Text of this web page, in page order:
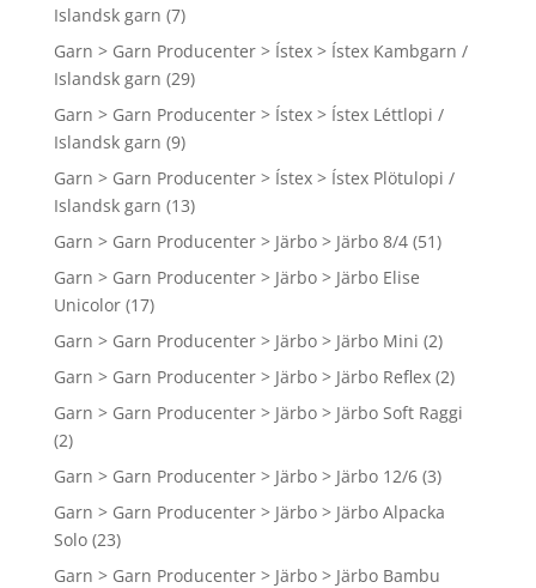
Islandsk garn (7)
Garn > Garn Producenter > Ístex > Ístex Kambgarn /
Islandsk garn (29)
Garn > Garn Producenter > Ístex > Ístex Léttlopi /
Islandsk garn (9)
Garn > Garn Producenter > Ístex > Ístex Plötulopi /
Islandsk garn (13)
Garn > Garn Producenter > Järbo > Järbo 8/4 (51)
Garn > Garn Producenter > Järbo > Järbo Elise
Unicolor (17)
Garn > Garn Producenter > Järbo > Järbo Mini (2)
Garn > Garn Producenter > Järbo > Järbo Reflex (2)
Garn > Garn Producenter > Järbo > Järbo Soft Raggi
(2)
Garn > Garn Producenter > Järbo > Järbo 12/6 (3)
Garn > Garn Producenter > Järbo > Järbo Alpacka
Solo (23)
Garn > Garn Producenter > Järbo > Järbo Bambu